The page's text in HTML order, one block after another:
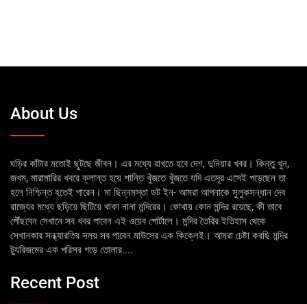
About Us
ঘড়ির কাঁটার মতোই ছুটছে জীবন। এর মধ্যে রাখতে হবে দেশ, দুনিয়ার খবর। কিন্তু খুন,
জখম, মারামারির খবরে ক্লান্ত হয়ে শান্তি খুঁজতে খুঁজতে যদি এতদূর এসেই পড়েছেন তা
হলে নিশ্চিন্ত হতেই পারেন। মা ছিন্নমস্তা ডট ইন- আমরা আপনাকে সুলুকসন্ধান দেব
রাজ্যের মধ্যে ছড়িয়ে ছিটিয়ে থাকা নানা মন্দিরের। কোথায় কোন মন্দির রয়েছে, কী ভাবে
পৌঁছবেন সেখানে সব খবর পাবেন এই ওয়েব পোর্টালে। মন্দির তৈরির ইতিহাস থেকে
সেখানকার সন্ধ্যারতির সময় সব পাবেন মাউসের এক কিক্লেই। আমরা চেষ্টা করছি মন্দির
ট্যুরিজমের এক পরিসর গড়ে তোলার....
Recent Post